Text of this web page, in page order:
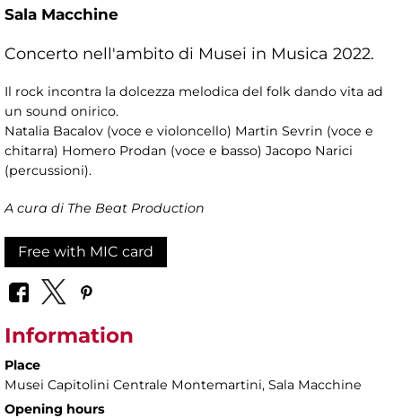
Sala Macchine
Concerto nell'ambito di Musei in Musica 2022.
Il rock incontra la dolcezza melodica del folk dando vita ad
un sound onirico.
Natalia Bacalov (voce e violoncello) Martin Sevrin (voce e
chitarra) Homero Prodan (voce e basso) Jacopo Narici
(percussioni).
A cura di The Beat Production
Free with MIC card
Information
Place
Musei Capitolini Centrale Montemartini, Sala Macchine
Opening hours